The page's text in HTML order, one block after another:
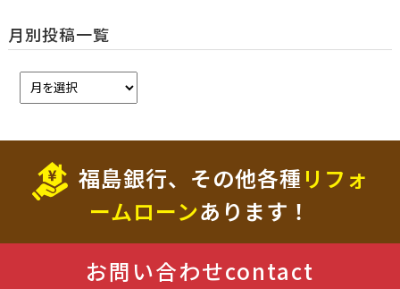
月別投稿一覧
福島銀行、その他各種 リフォ
ームローンあります！
お問い合わせcontact